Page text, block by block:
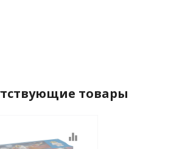
товары
equalizer